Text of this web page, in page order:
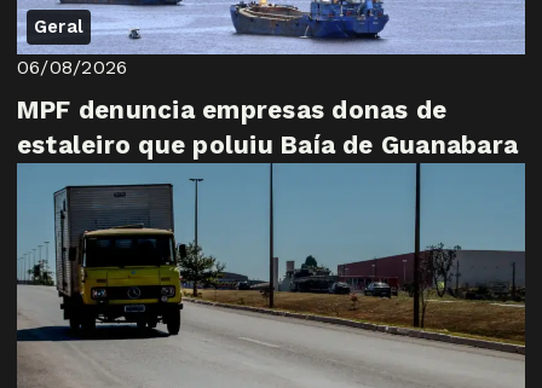
Geral
06/08/2026
MPF denuncia empresas donas de
estaleiro que poluiu Baía de Guanabara